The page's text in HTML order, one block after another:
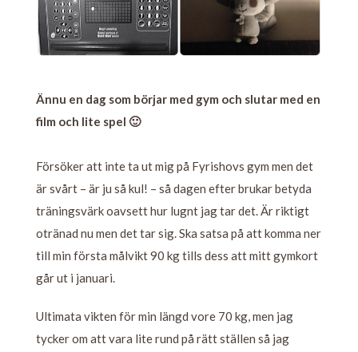
Ännu en dag som börjar med gym och slutar med en
film och lite spel 🙂
Försöker att inte ta ut mig på Fyrishovs gym men det
är svårt – är ju så kul! – så dagen efter brukar betyda
träningsvärk oavsett hur lugnt jag tar det. Är riktigt
otränad nu men det tar sig. Ska satsa på att komma ner
till min första målvikt 90 kg tills dess att mitt gymkort
går ut i januari.
Ultimata vikten för min längd vore 70 kg, men jag
tycker om att vara lite rund på rätt ställen så jag